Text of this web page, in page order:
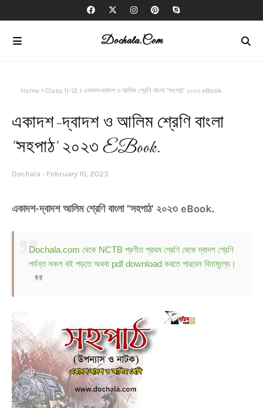
Dochala.com
Home Class 11-12 একাদশ-দ্বাদশ ও আলিম শ্রেণি বাংলা ''সহপাঠ' ২০২৩ eBook.
একাদশ-দ্বাদশ ও আলিম শ্রেণি বাংলা
''সহপাঠ' ২০২৩ EBook.
Dochala February 10, 2023
একাদশ-দ্বাদশ আলিম শ্রেণি বাংলা ''সহপাঠ' ২০২৩ eBook.
Dochala.com থেকে NCTB প্রণীত প্রথম শ্রেণি থেকে দ্বাদশ শ্রেণি
পর্যন্ত সকল বই পড়তে অথবা pdf download করতে পারবেন বিনামূল্যে।